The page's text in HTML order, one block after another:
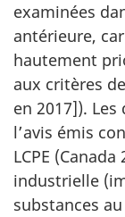
examinées
antérieure,
hautement
aux critères
en 2017]).
l’avis émis
LCPE
industrielle
substances